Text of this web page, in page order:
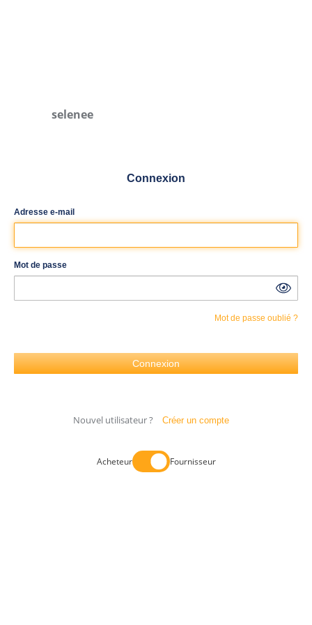
selenee
Connexion
Adresse e-mail
Mot de passe
Mot de passe oublié ?
Nouvel utilisateur ? Créer un compte
Acheteur Fournisseur